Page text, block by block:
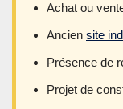
Achat ou
Ancien site
Présence de
Projet de